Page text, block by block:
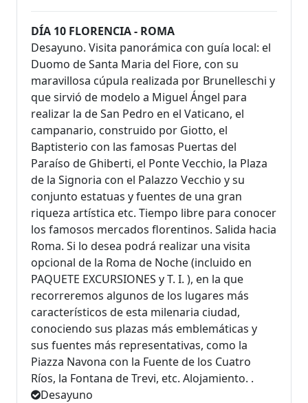
DÍA 10 FLORENCIA - ROMA
Desayuno. Visita panorámica con guía local: el
Duomo de Santa Maria del Fiore, con su
maravillosa cúpula realizada por Brunelleschi y
que sirvió de modelo a Miguel Ángel para
realizar la de San Pedro en el Vaticano, el
campanario, construido por Giotto, el
Baptisterio con las famosas Puertas del
Paraíso de Ghiberti, el Ponte Vecchio, la Plaza
de la Signoria con el Palazzo Vecchio y su
conjunto estatuas y fuentes de una gran
riqueza artística etc. Tiempo libre para conocer
los famosos mercados florentinos. Salida hacia
Roma. Si lo desea podrá realizar una visita
opcional de la Roma de Noche (incluido en
PAQUETE EXCURSIONES y T. I. ), en la que
recorreremos algunos de los lugares más
característicos de esta milenaria ciudad,
conociendo sus plazas más emblemáticas y
sus fuentes más representativas, como la
Piazza Navona con la Fuente de los Cuatro
Ríos, la Fontana de Trevi, etc. Alojamiento. .
Desayuno